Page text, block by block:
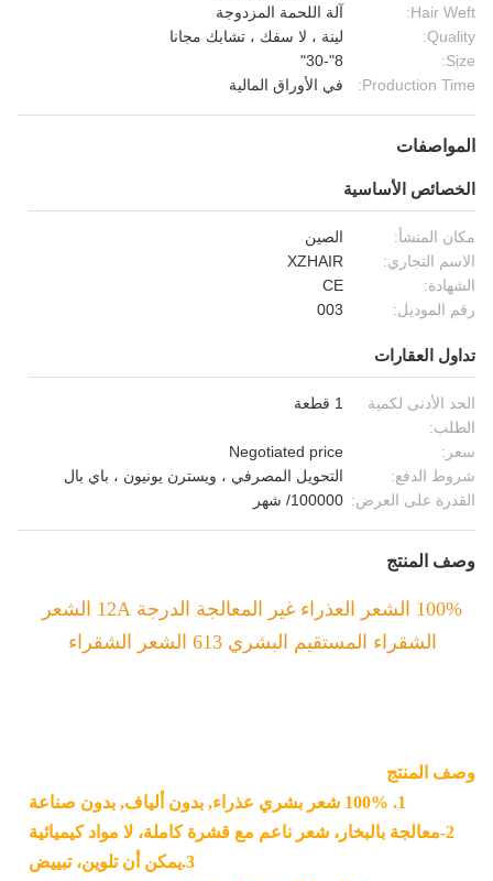
Hair Weft:
آلة اللحمة المزدوجة
Quality:
لينة ، لا سفك ، تشابك مجانا
Size:
8"-30"
Production Time:
في الأوراق المالية
المواصفات
الخصائص الأساسية
مكان المنشأ:
الصين
الاسم التجاري:
XZHAIR
الشهادة:
CE
رقم الموديل:
003
تداول العقارات
الحد الأدنى لكمية
الطلب:
1 قطعة
سعر:
Negotiated price
شروط الدفع:
التحويل المصرفي ، ويسترن يونيون ، باي بال
القدرة على العرض: 100000/ شهر
وصف المنتج
100% الشعر العذراء غير المعالجة الدرجة 12A الشعر
الشقراء المستقيم البشري 613 الشعر الشقراء
وصف المنتج
1. 100% شعر بشري عذراء, بدون ألياف, بدون صناعة
2-معالجة بالبخار، شعر ناعم مع قشرة كاملة، لا مواد كيميائية
3.يمكن أن تلوين، تبييض